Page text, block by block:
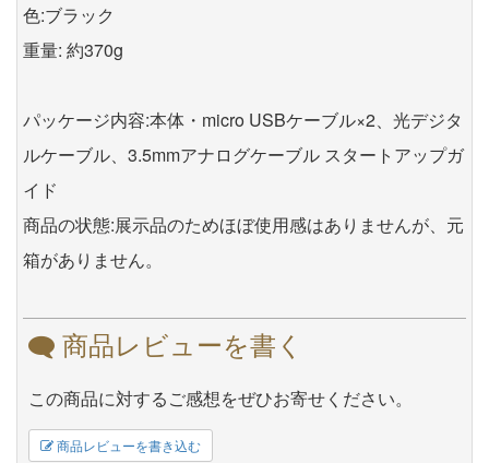
色:ブラック
重量: 約370g
パッケージ内容:本体・micro USBケーブル×2、光デジタ
ルケーブル、3.5mmアナログケーブル スタートアップガ
イド
商品の状態:展示品のためほぼ使用感はありませんが、元
箱がありません。
商品レビューを書く
この商品に対するご感想をぜひお寄せください。
商品レビューを書き込む